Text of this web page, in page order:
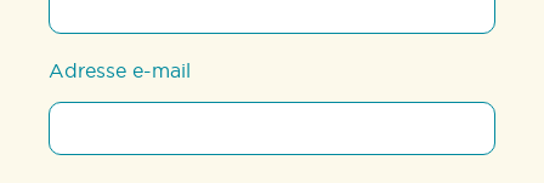
Adresse e-mail